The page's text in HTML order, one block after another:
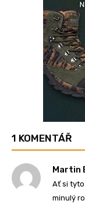
1 KOMENTÁŘ
Martin
Ať si
minulý